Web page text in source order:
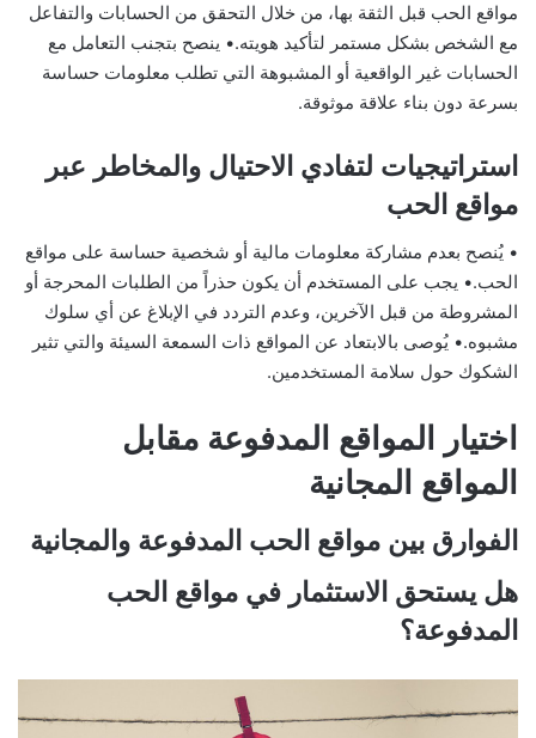
مواقع الحب قبل الثقة بها، من خلال التحقق من الحسابات والتفاعل
مع الشخص بشكل مستمر لتأكيد هويته.• ينصح بتجنب التعامل مع
الحسابات غير الواقعية أو المشبوهة التي تطلب معلومات حساسة
بسرعة دون بناء علاقة موثوقة.
استراتيجيات لتفادي الاحتيال والمخاطر عبر
مواقع الحب
• يُنصح بعدم مشاركة معلومات مالية أو شخصية حساسة على مواقع
الحب.• يجب على المستخدم أن يكون حذراً من الطلبات المحرجة أو
المشروطة من قبل الآخرين، وعدم التردد في الإبلاغ عن أي سلوك
مشبوه.• يُوصى بالابتعاد عن المواقع ذات السمعة السيئة والتي تثير
الشكوك حول سلامة المستخدمين.
اختيار المواقع المدفوعة مقابل
المواقع المجانية
الفوارق بين مواقع الحب المدفوعة والمجانية
هل يستحق الاستثمار في مواقع الحب
المدفوعة؟